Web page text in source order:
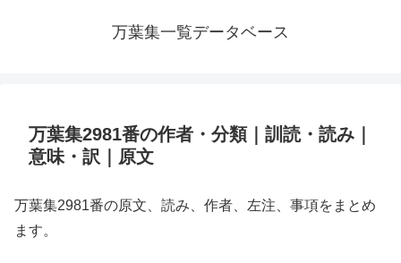
万葉集一覧データベース
万葉集2981番の作者・分類｜訓読・読み｜
意味・訳｜原文
万葉集2981番の原文、読み、作者、左注、事項をまとめ
ます。